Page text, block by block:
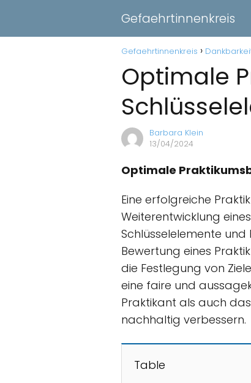
Gefaehrtinnenkreis
Gefaehrtinnenkreis
Optimale
Barbara Klein
13/04/2024
Optimale
Eine erfolgreiche
Weiterentwicklung
Schlüsselelemente
Bewertung eines
die Festlegung von
eine faire und
Praktikant als auch
nachhaltig verbessern.
Table